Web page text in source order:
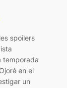
spoilers
temporada
en el
un